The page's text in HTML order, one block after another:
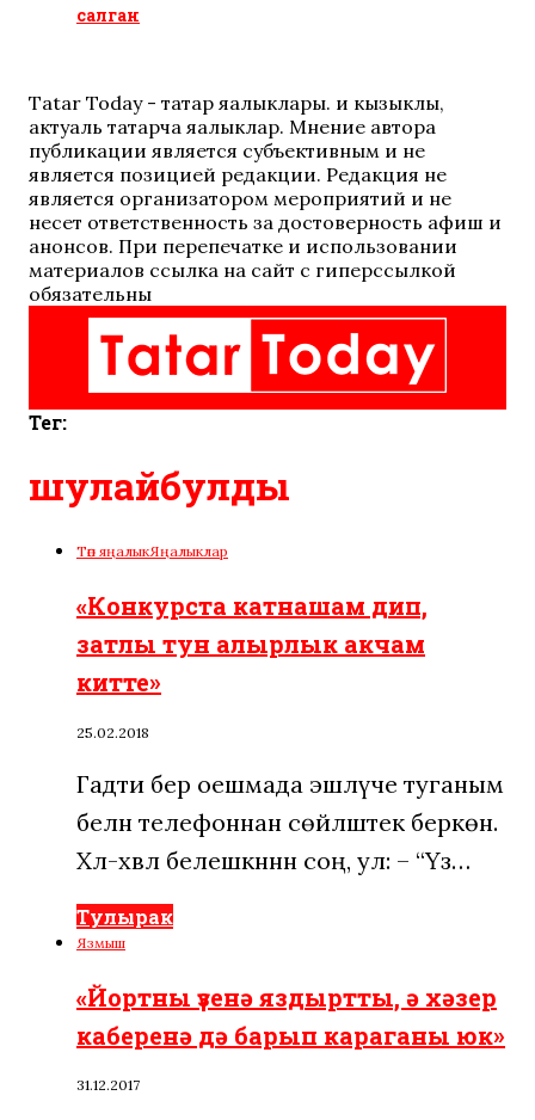
салган
Tatar Today - татар яңалыклары. иң кызыклы,
актуаль татарча яңалыклар. Мнение автора
публикации является субъективным и не
является позицией редакции. Редакция не
является организатором мероприятий и не
несет ответственность за достоверность афиш и
анонсов. При перепечатке и использовании
материалов ссылка на сайт с гиперссылкой
обязательны
Тег:
шулайбулды
Төп яңалыкЯңалыклар
«Конкурста катнашам дип,
затлы тун алырлык акчам
китте»
25.02.2018
Гадәти бер оешмада эшләүче туганым
белән телефоннан сөйләштек беркөн.
Хәл-әхвәл белешкәннән соң, ул: – “Үз…
Тулырак
Язмыш
«Йортны үзенә яздыртты, ә хәзер
каберенә дә барып караганы юк»
31.12.2017